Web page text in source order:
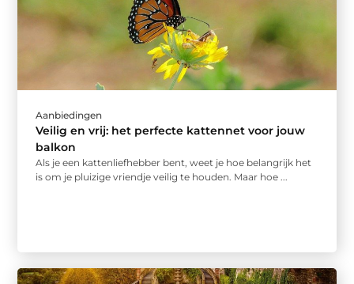
Aanbiedingen
Veilig en vrij: het perfecte kattennet voor jouw
balkon
Als je een kattenliefhebber bent, weet je hoe belangrijk het
is om je pluizige vriendje veilig te houden. Maar hoe ...